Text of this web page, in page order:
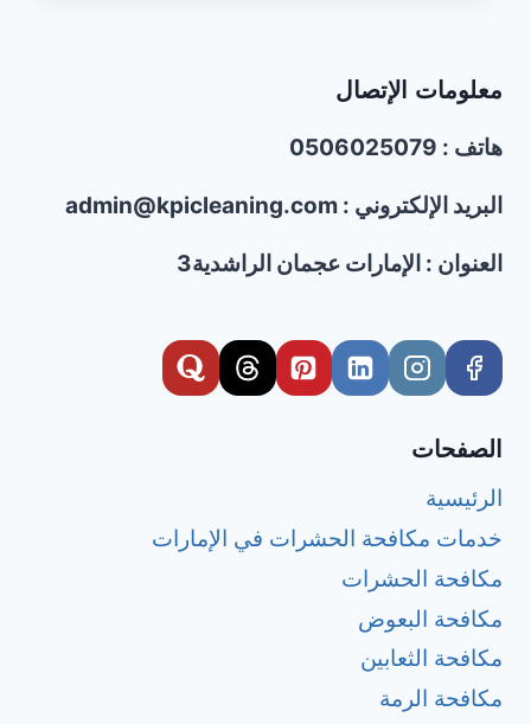
تصل40%
معلومات الإتصال
هاتف : 0506025079
البريد الإلكتروني : admin@kpicleaning.com
العنوان : الإمارات عجمان الراشدية3
الصفحات
الرئيسية
خدمات مكافحة الحشرات في الإمارات
مكافحة الحشرات
مكافحة البعوض
مكافحة الثعابين
مكافحة الرمة